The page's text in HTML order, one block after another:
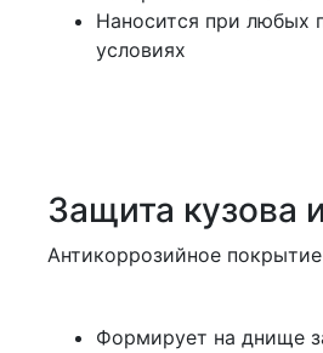
Наносится при любых
условиях
Защита кузова
Антикоррозийное
Формирует на днище